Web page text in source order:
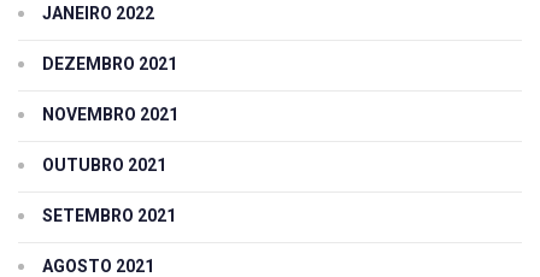
JANEIRO 2022
DEZEMBRO 2021
NOVEMBRO 2021
OUTUBRO 2021
SETEMBRO 2021
AGOSTO 2021